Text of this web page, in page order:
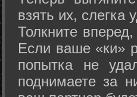
взять их, слегка
Толкните
Если ваше «ки»
попытка не
поднимаете за